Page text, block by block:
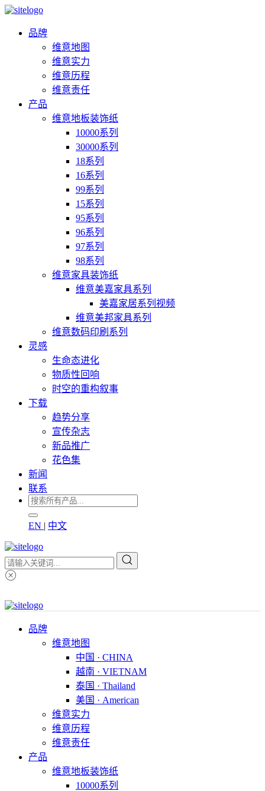
品牌
维意地图
维意实力
维意历程
维意责任
产品
维意地板装饰纸
10000系列
30000系列
18系列
16系列
99系列
15系列
95系列
96系列
97系列
98系列
维意家具装饰纸
维意美嘉家具系列
美嘉家居系列视频
维意美邦家具系列
维意数码印刷系列
灵感
生命态进化
物质性回响
时空的重构叙事
下载
趋势分享
宣传杂志
新品推广
花色集
新闻
联系
EN | 中文
品牌
维意地图
中国 · CHINA
越南 · VIETNAM
泰国 · Thailand
美国 · American
维意实力
维意历程
维意责任
产品
维意地板装饰纸
10000系列